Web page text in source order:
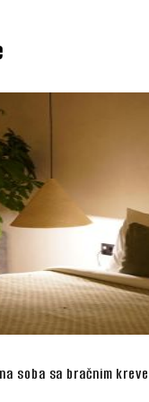
dvokrevetna soba sa